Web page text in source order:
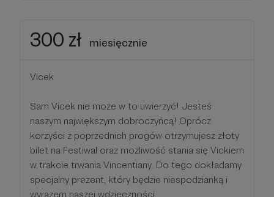
300 zł miesięcznie
Vicek
Sam Vicek nie może w to uwierzyć! Jesteś
naszym największym dobroczyńcą! Oprócz
korzyści z poprzednich progów otrzymujesz złoty
bilet na Festiwal oraz możliwość stania się Vickiem
w trakcie trwania Vincentiany. Do tego dokładamy
specjalny prezent, który będzie niespodzianką i
wyrazem naszej wdzięczności.